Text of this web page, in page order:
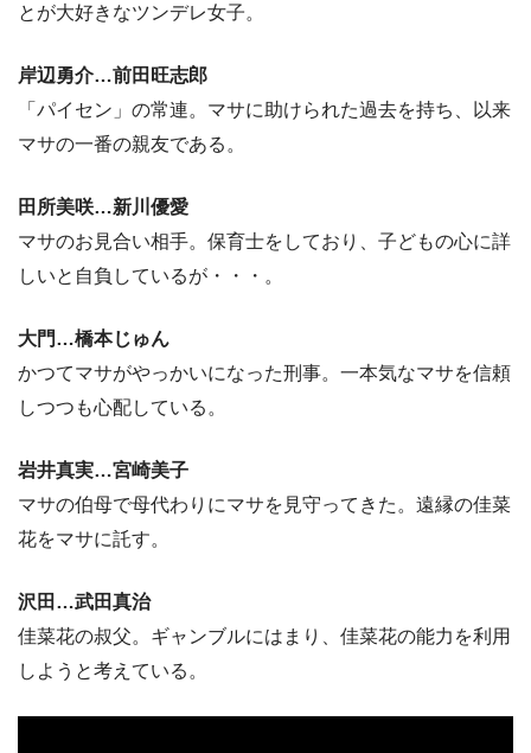
とが大好きなツンデレ女子。
岸辺勇介…前田旺志郎
「パイセン」の常連。マサに助けられた過去を持ち、以来
マサの一番の親友である。
田所美咲…新川優愛
マサのお見合い相手。保育士をしており、子どもの心に詳
しいと自負しているが・・・。
大門…橋本じゅん
かつてマサがやっかいになった刑事。一本気なマサを信頼
しつつも心配している。
岩井真実…宮崎美子
マサの伯母で母代わりにマサを見守ってきた。遠縁の佳菜
花をマサに託す。
沢田…武田真治
佳菜花の叔父。ギャンブルにはまり、佳菜花の能力を利用
しようと考えている。